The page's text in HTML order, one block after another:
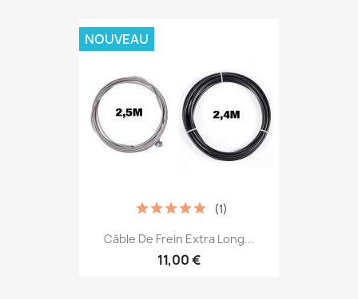
Câble De Frein Extra Long...
11,00 €
(1)
NOUVEAU